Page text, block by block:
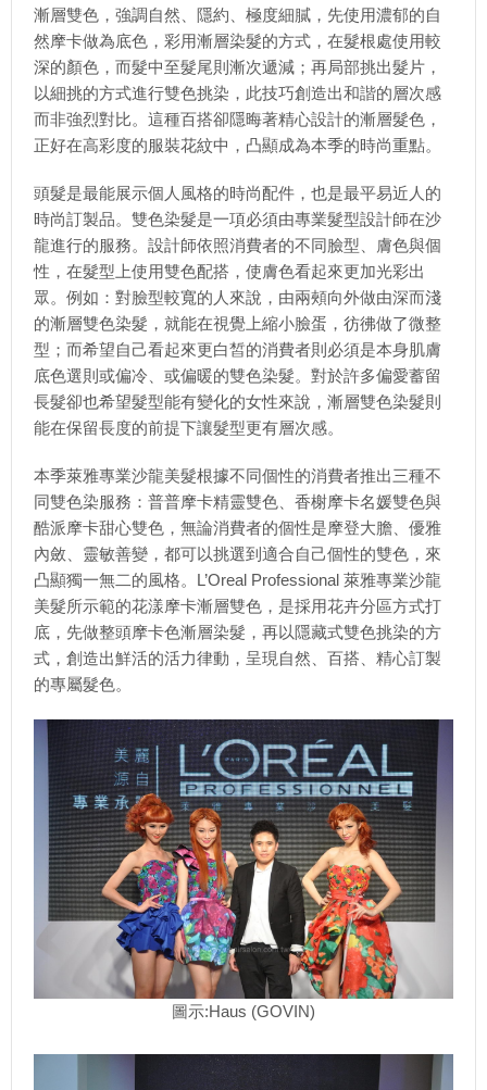
漸層雙色，強調自然、隱約、極度細膩，先使用濃郁的自
然摩卡做為底色，彩用漸層染髮的方式，在髮根處使用較
深的顏色，而髮中至髮尾則漸次遞減；再局部挑出髮片，
以細挑的方式進行雙色挑染，此技巧創造出和諧的層次感
而非強烈對比。這種百搭卻隱晦著精心設計的漸層髮色，
正好在高彩度的服裝花紋中，凸顯成為本季的時尚重點。
頭髮是最能展示個人風格的時尚配件，也是最平易近人的
時尚訂製品。雙色染髮是一項必須由專業髮型設計師在沙
龍進行的服務。設計師依照消費者的不同臉型、膚色與個
性，在髮型上使用雙色配搭，使膚色看起來更加光彩出
眾。例如：對臉型較寬的人來說，由兩頰向外做由深而淺
的漸層雙色染髮，就能在視覺上縮小臉蛋，彷彿做了微整
型；而希望自己看起來更白皙的消費者則必須是本身肌膚
底色選則或偏冷、或偏暖的雙色染髮。對於許多偏愛蓄留
長髮卻也希望髮型能有變化的女性來說，漸層雙色染髮則
能在保留長度的前提下讓髮型更有層次感。
本季萊雅專業沙龍美髮根據不同個性的消費者推出三種不
同雙色染服務：普普摩卡精靈雙色、香榭摩卡名媛雙色與
酷派摩卡甜心雙色，無論消費者的個性是摩登大膽、優雅
內斂、靈敏善變，都可以挑選到適合自己個性的雙色，來
凸顯獨一無二的風格。L’Oreal Professional 萊雅專業沙龍
美髮所示範的花漾摩卡漸層雙色，是採用花卉分區方式打
底，先做整頭摩卡色漸層染髮，再以隱藏式雙色挑染的方
式，創造出鮮活的活力律動，呈現自然、百搭、精心訂製
的專屬髮色。
圖示:Haus (GOVIN)